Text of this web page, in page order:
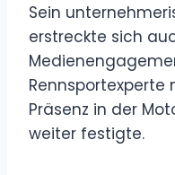
Sein
erstreckte sich
Rennsportexperte
Präsenz in der
weiter festigte.